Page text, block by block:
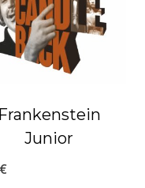
Frankenstein
Junior
€